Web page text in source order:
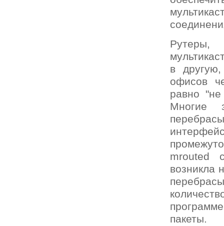
Рутеры,
в
офисов
равно
Многие
mrouted
возникла
пакеты.